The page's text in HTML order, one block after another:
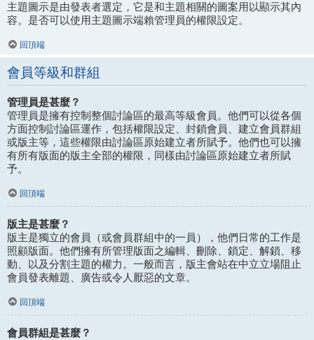
主題圖示是由發表者選定，它是和主題相關的圖案用以顯示其內
容。是否可以使用主題圖示端賴管理員的權限設定。
回頂端
會員等級和群組
管理員是甚麼？
管理員是擁有控制整個討論區的最高等級會員。他們可以從各個
方面控制討論區運作，包括權限設定、封鎖會員、建立會員群組
或版主等，這些權限由討論區原始建立者所賦予。他們也可以擁
有所有版面的版主全部的權限，同樣由討論區原始建立者所賦
予。
回頂端
版主是甚麼？
版主是獨立的會員（或會員群組中的一員），他們日常的工作是
照顧版面。他們擁有所管理版面之編輯、刪除、鎖定、解鎖、移
動、以及分割主題的權力。一般而言，版主會站在中立立場阻止
會員發表離題、廣告或令人厭惡的文章。
回頂端
會員群組是甚麼？